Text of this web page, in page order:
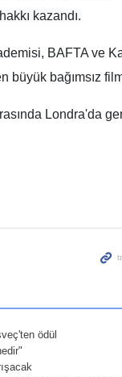
kazandı.
BAFTA ve
büyük bağımsız
Londra'da
ödül